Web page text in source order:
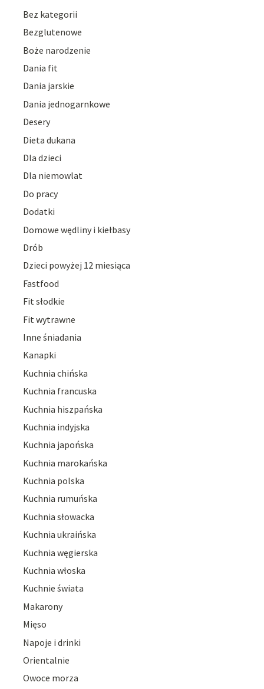
Bez kategorii
Bezglutenowe
Boże narodzenie
Dania fit
Dania jarskie
Dania jednogarnkowe
Desery
Dieta dukana
Dla dzieci
Dla niemowlat
Do pracy
Dodatki
Domowe wędliny i kiełbasy
Drób
Dzieci powyżej 12 miesiąca
Fastfood
Fit słodkie
Fit wytrawne
Inne śniadania
Kanapki
Kuchnia chińska
Kuchnia francuska
Kuchnia hiszpańska
Kuchnia indyjska
Kuchnia japońska
Kuchnia marokańska
Kuchnia polska
Kuchnia rumuńska
Kuchnia słowacka
Kuchnia ukraińska
Kuchnia węgierska
Kuchnia włoska
Kuchnie świata
Makarony
Mięso
Napoje i drinki
Orientalnie
Owoce morza